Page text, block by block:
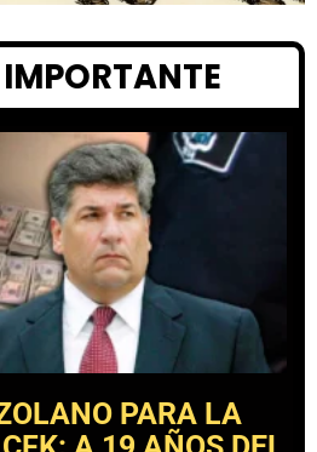
PARA LA